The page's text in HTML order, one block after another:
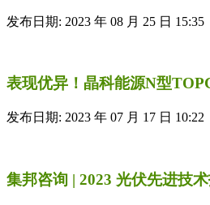
发布日期: 2023 年 08 月 25 日
表现优异！晶科能源N型
发布日期: 2023 年 07 月 17 日
集邦咨询 | 2023 光伏先进技